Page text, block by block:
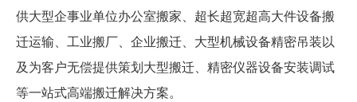
供大型企事业单位办公室搬家、超长超宽超高大件设备搬
迁运输、工业搬厂、企业搬迁、大型机械设备精密吊装以
及为客户无偿提供策划大型搬迁、精密仪器设备安装调试
等一站式高端搬迁解决方案。